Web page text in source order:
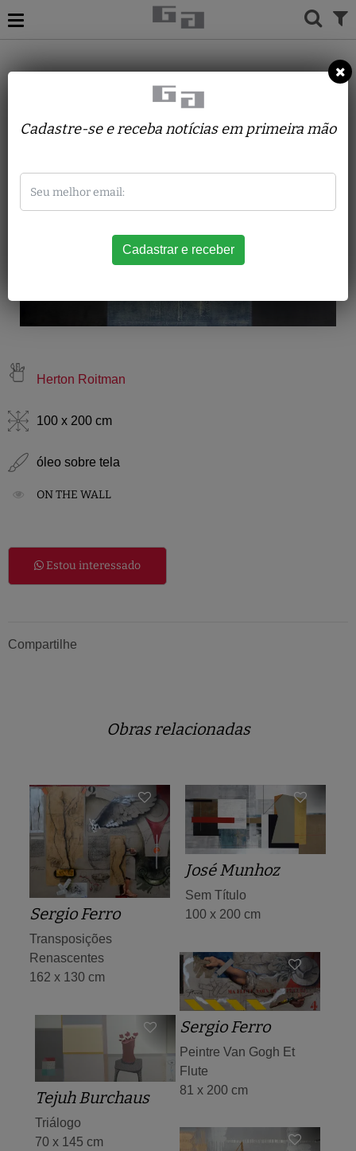
HERTON ROITMAN
Sem título ( verde, cinza e ocre )
Herton Roitman
100 x 200 cm
óleo sobre tela
ON THE WALL
Estou interessado
Compartilhe
Obras relacionadas
Sergio Ferro
Transposições
Renascentes
162 x 130 cm
José Munhoz
Sem Título
100 x 200 cm
Sergio Ferro
Peintre Van Gogh Et
Flute
81 x 200 cm
Tejuh Burchaus
Triálogo
70 x 145 cm
Cadastre-se e receba notícias em primeira mão